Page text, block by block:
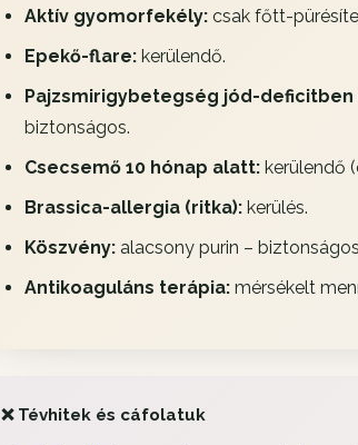
Aktív gyomorfekély:csak főtt-
Epekő-flare:kerülendő.
Pajzsmirigybetegség jód-deficitben
biztonságos.
Csecsemő 10 hónap alatt:kerülendő
Brassica-allergia (ritka):kerülés.
Köszvény:alacsony purin –
Antikoaguláns terápia:mérsékelt
❌ Tévhitek és cáfolatuk